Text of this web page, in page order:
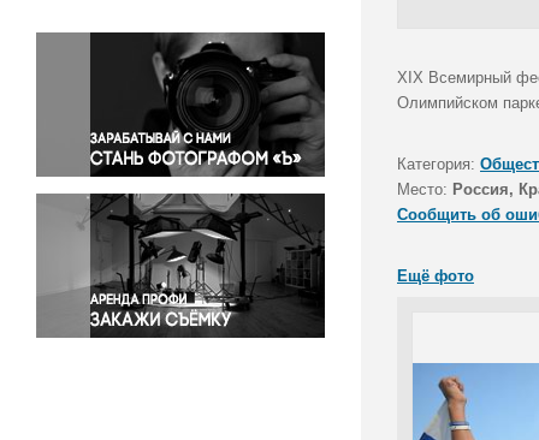
Окружающая среда
Политика
Правосудие
Происшествия и конфликты
Религия
Светская жизнь
Спорт
Экология
Экономика и бизнес
XIX Всемирный
Олимпийском
Категория:
Место: Россия,
Сообщить об
Ещё фото